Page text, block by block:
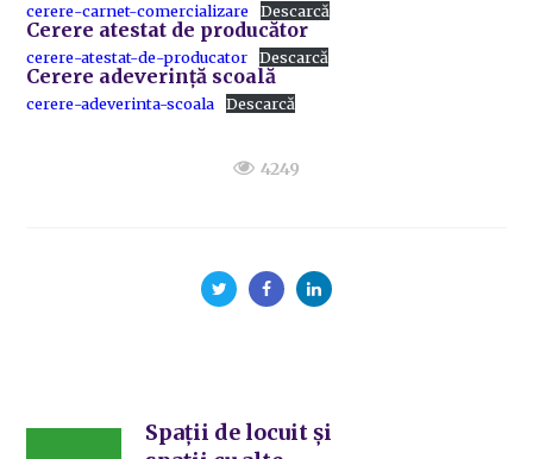
cerere-carnet-comercializare Descarcă
Cerere atestat de producător
cerere-atestat-de-producator Descarcă
Cerere adeverință scoală
cerere-adeverinta-scoala Descarcă
4249
Spații de locuit și